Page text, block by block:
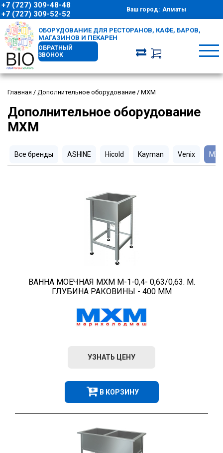
+7 (727) 309-48-48
+7 (727) 309-52-52
Ваш город: Алматы
ОБОРУДОВАНИЕ ДЛЯ РЕСТОРАНОВ, КАФЕ, БАРОВ,
МАГАЗИНОВ И ПЕКАРЕН
ОБРАТНЫЙ
ЗВОНОК
Главная / Дополнительное оборудование / МХМ
Дополнительное оборудование
МХМ
Все бренды ASHINE Hicold Kayman Venix
ВАННА МОЕЧНАЯ МХМ М-1-0,4- 0,63/0,63. М.
ГЛУБИНА РАКОВИНЫ - 400 ММ
УЗНАТЬ ЦЕНУ
В КОРЗИНУ